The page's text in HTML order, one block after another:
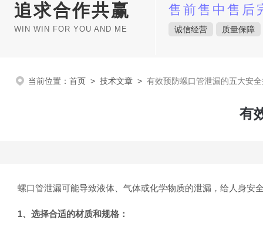
追求合作共赢
WIN WIN FOR YOU AND ME
售前售中售后
诚信经营 质量保障
当前位置： 首页 > 技术文章 > 有效预防螺口管泄漏的五大安
有
螺口管泄漏可能导致液体、气体或化学物质的泄漏，给人身安
1、选择合适的材质和规格：